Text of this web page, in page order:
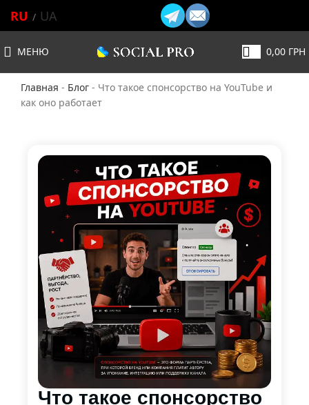
RU UA
МЕНЮ 0,00 ГРН
Главная - Блог - Что такое спонсорство на YouTube и
как оно работает
Что такое спонсорство